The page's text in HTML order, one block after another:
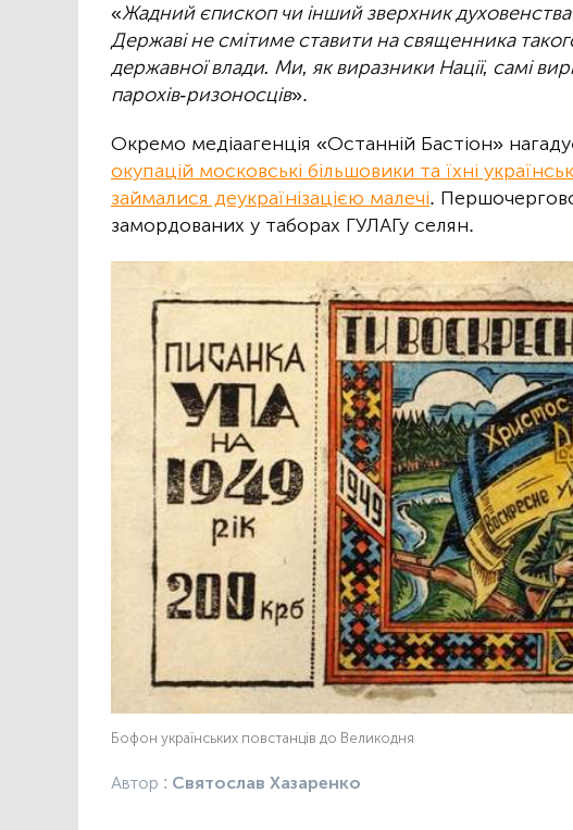
«Жадний єпископ чи інший зверхник духовенства
Державі не смітиме ставити на священника
державної влади. Ми, як виразники Нації, самі
парохів-ризоносців».
Окремо медіаагенція «Останній Бастіон»
окупацій московські більшовики та їхні
займалися деукраїнізацією малечі.
замордованих у таборах ГУЛАГу селян.
Бофон українських повстанців до Великодня
Автор : Святослав Хазаренко